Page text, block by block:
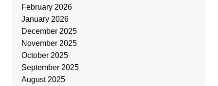
February 2026
January 2026
December 2025
November 2025
October 2025
September 2025
August 2025